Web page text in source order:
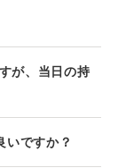
が、当日の持
いですか？